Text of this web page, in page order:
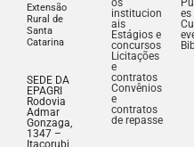
Extensão
Rural de
Santa
Catarina
SEDE DA
EPAGRI
Rodovia
Admar
Gonzaga,
1347 –
Itacorubi
os
institucion
ais
Estágios e
concursos
Licitações
e
contratos
Convênios
e
contratos
de repasse
es